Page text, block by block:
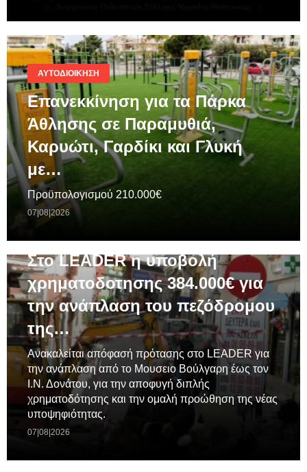
ΑΥΤΟΔΙΟΊΚΗΣΗ
Επανεκκίνηση για τα Πάρκα
Άθλησης σε Παραμυθιά,
Καρυώτι, Γαρδίκι και Γλυκή
με…
Προϋπολογισμού 210.000€
07|08|2026
Στο LEADER η υποβολή
χρηματοδοτησης 384.000€ για
την ανάπλαση του πεζόδρομου
της…
Ανακαλείται απόφασή πρότασης στο LEADER για
την ανάπλαση από το Μουσειο Βούλγαρη έως τον
Ι.Ν. Δονάτου, για την αποφυγή διπλής
χρηματοδότησης και την ομαλή προώθηση της νέας
υποψηφιότητας.
07|08|2026